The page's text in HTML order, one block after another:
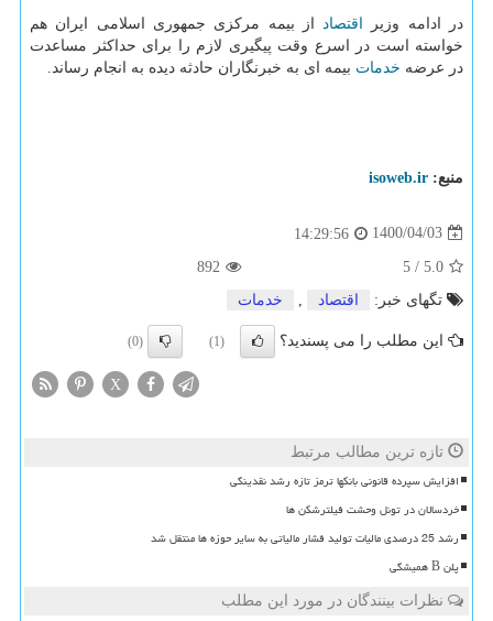
در ادامه وزیر اقتصاداز بیمه مرکزی جمهوری اسلامی ایران هم
خواسته است در اسرع وقت پیگیری لازم را برای حداکثر مساعدت
در عرضه خدمات بیمه ای به خبرنگاران حادثه دیده به انجام رساند.
منبع: isoweb.ir
1400/04/03
14:29:56
5.0
/
5
892
تگهای خبر:
اقتصاد , خدمات
این مطلب را می پسندید؟ (1)
(0)
X
تازه ترین مطالب مرتبط
افزایش سپرده قانونی بانکها ترمز تازه رشد نقدینگی
خردسالان در تونل وحشت فیلترشکن ها
رشد 25 درصدی مالیات تولید فشار مالیاتی به سایر حوزه ها منتقل شد
پلن B همیشگی
نظرات بینندگان در مورد این مطلب